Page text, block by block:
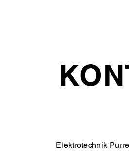
Elektrotechnik